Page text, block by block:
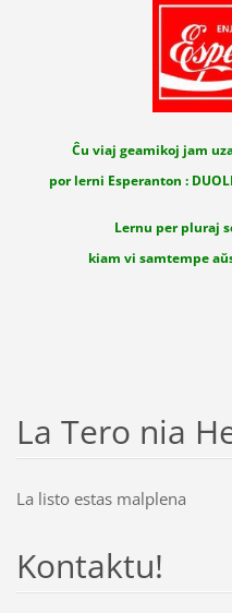
Ĉu viaj geamikoj jam
por lerni Esperanton :
Lernu per pluraj
kiam vi samtempe
La Tero nia
La listo estas malplena
Kontaktu!